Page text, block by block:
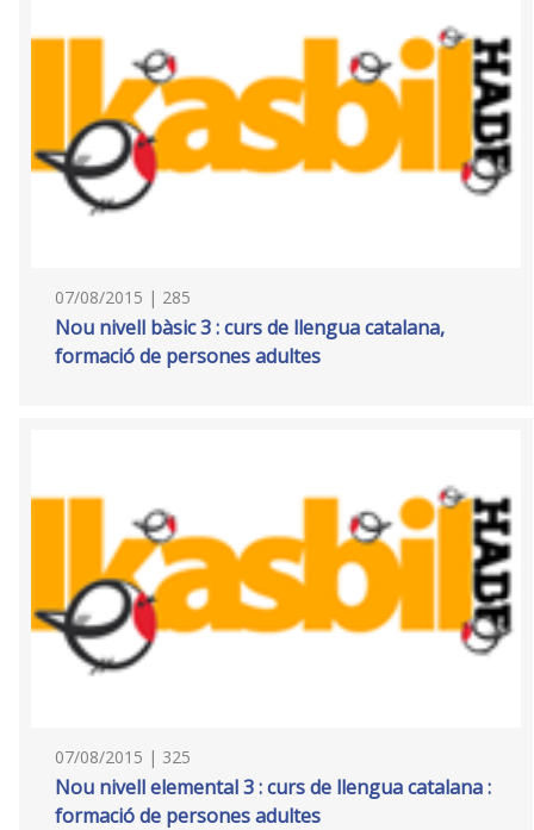
07/08/2015 | 285
Nou nivell bàsic 3 : curs de llengua catalana,
formació de persones adultes
07/08/2015 | 325
Nou nivell elemental 3 : curs de llengua catalana :
formació de persones adultes